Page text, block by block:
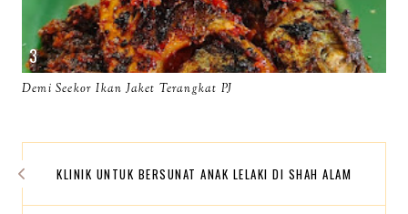
Demi Seekor Ikan Jaket Terangkat PJ
KLINIK UNTUK BERSUNAT ANAK LELAKI DI SHAH ALAM